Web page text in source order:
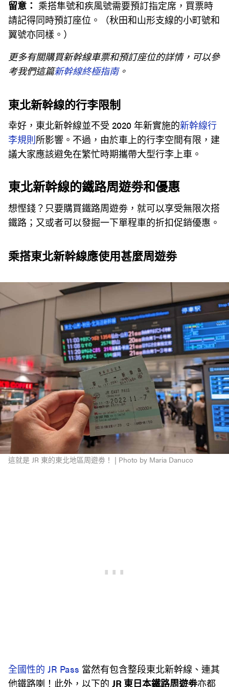
留意： 乘搭隼號和疾風號需要預訂指定席，買票時
請記得同時預訂座位。（秋田和山形支線的小町號和
翼號亦同樣。）
更多有關購買新幹線車票和預訂座位的詳情，可以參
考我們這篇新幹線終極指南。
東北新幹線的行李限制
幸好，東北新幹線並不受 2020 年新實施的新幹線行
李規則所影響。不過，由於車上的行李空間有限，建
議大家應該避免在繁忙時期攜帶大型行李上車。
東北新幹線的鐵路周遊劵和優惠
想慳錢？只要購買鐵路周遊劵，就可以享受無限次搭
鐵路；又或者可以發掘一下單程車的折扣促銷優惠。
乘搭東北新幹線應使用甚麼周遊劵
這就是 JR 東的東北地區周遊劵！ | Photo by Maria Danuco
全國性的 JR Pass 當然有包含整段東北新幹線、連其
他鐵路喇！此外，以下的 JR 東日本鐵路周遊劵亦都